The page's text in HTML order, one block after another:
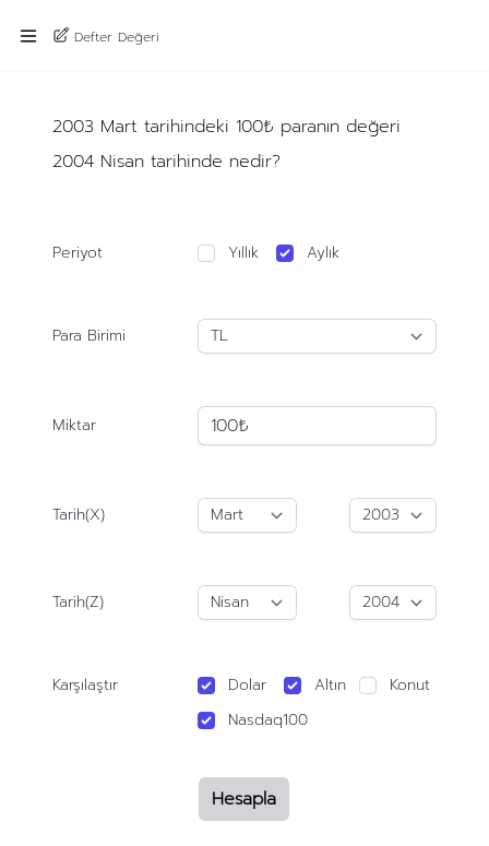
Defter Değeri
2003 Mart tarihindeki 100₺ paranın değeri
2004 Nisan tarihinde nedir?
Periyot Yıllık Aylık
Para Birimi
Miktar
Tarih(X)
Tarih(Z)
Karşılaştır Dolar Altın
Konut
Nasdaq100
Hesapla